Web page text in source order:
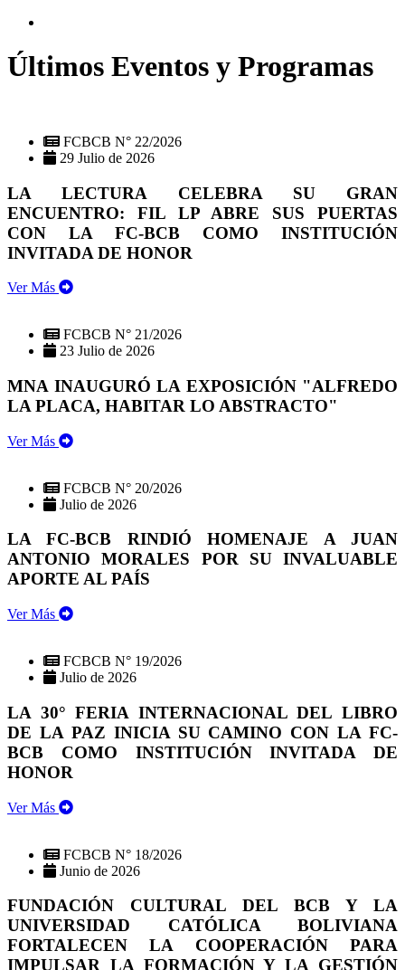
Últimos Eventos y Programas
FCBCB N° 22/2026
29 Julio de 2026
LA LECTURA CELEBRA SU GRAN
ENCUENTRO: FIL LP ABRE SUS PUERTAS
CON LA FC-BCB COMO INSTITUCIÓN
INVITADA DE HONOR
Ver Más
FCBCB N° 21/2026
23 Julio de 2026
MNA INAUGURÓ LA EXPOSICIÓN "ALFREDO
LA PLACA, HABITAR LO ABSTRACTO"
Ver Más
FCBCB N° 20/2026
Julio de 2026
LA FC-BCB RINDIÓ HOMENAJE A JUAN
ANTONIO MORALES POR SU INVALUABLE
APORTE AL PAÍS
Ver Más
FCBCB N° 19/2026
Julio de 2026
LA 30° FERIA INTERNACIONAL DEL LIBRO
DE LA PAZ INICIA SU CAMINO CON LA FC-
BCB COMO INSTITUCIÓN INVITADA DE
HONOR
Ver Más
FCBCB N° 18/2026
Junio de 2026
FUNDACIÓN CULTURAL DEL BCB Y LA
UNIVERSIDAD CATÓLICA BOLIVIANA
FORTALECEN LA COOPERACIÓN PARA
IMPULSAR LA FORMACIÓN Y LA GESTIÓN